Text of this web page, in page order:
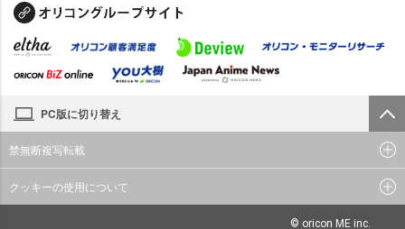
PC版に切り替え
禁無断複写転載
クッキーの使用について
© oricon ME inc.